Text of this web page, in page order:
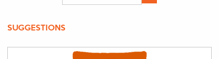
SUGGESTIONS